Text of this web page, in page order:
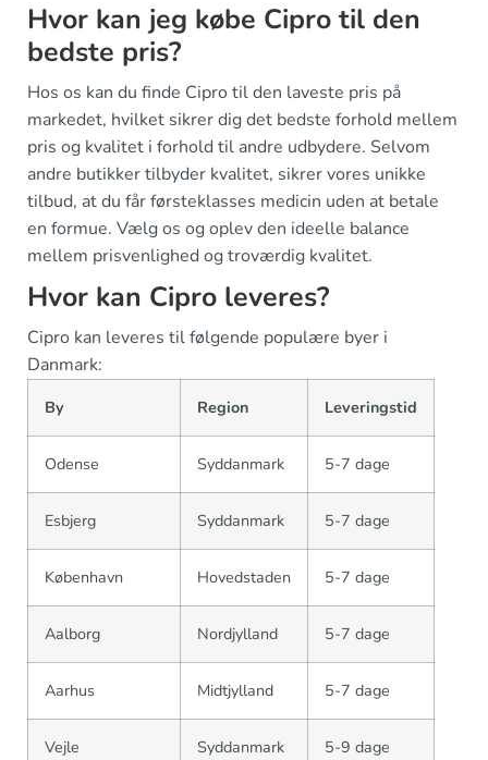
Hvor kan jeg købe Cipro til den
bedste pris?
Hos os kan du finde Cipro til den laveste pris på
markedet, hvilket sikrer dig det bedste forhold mellem
pris og kvalitet i forhold til andre udbydere. Selvom
andre butikker tilbyder kvalitet, sikrer vores unikke
tilbud, at du får førsteklasses medicin uden at betale
en formue. Vælg os og oplev den ideelle balance
mellem prisvenlighed og troværdig kvalitet.
Hvor kan Cipro leveres?
Cipro kan leveres til følgende populære byer i
Danmark:
By Region Leveringstid
Odense Syddanmark 5-7 dage
Esbjerg Syddanmark 5-7 dage
København Hovedstaden 5-7 dage
Aalborg Nordjylland 5-7 dage
Aarhus Midtjylland 5-7 dage
Vejle Syddanmark 5-9 dage